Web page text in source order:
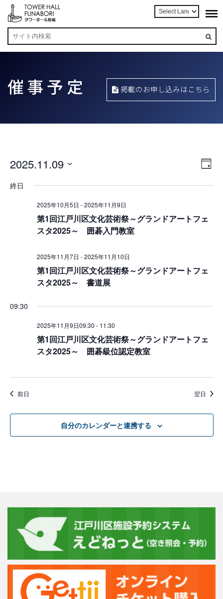
催事予定 掲載のお申し込みはこちら
ビ
ー
ナ
ビ
シ
ン
Day
2025.11.09
付
終日
2025年10月5日 -2025年11月9日
第1回江戸川区文化芸術祭～グランドアートフェ
スタ2025～ 囲碁入門教室
2025年11月7日 -2025年11月10日
第1回江戸川区文化芸術祭～グランドアートフェ
スタ2025～ 書道展
09:30
2025年11月9日09:30 - 11:30
第1回江戸川区文化芸術祭～グランドアートフェ
スタ2025～ 囲碁級位認定教室
前日 翌日
自分のカレンダーと連携する